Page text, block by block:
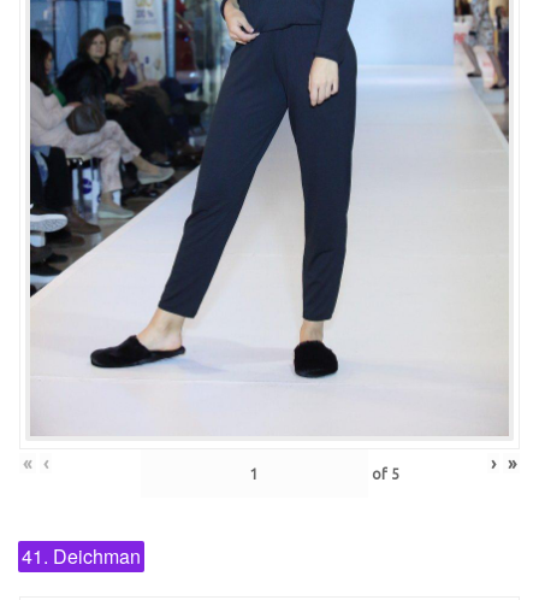
« ‹ of 5 › »
41. Deichman